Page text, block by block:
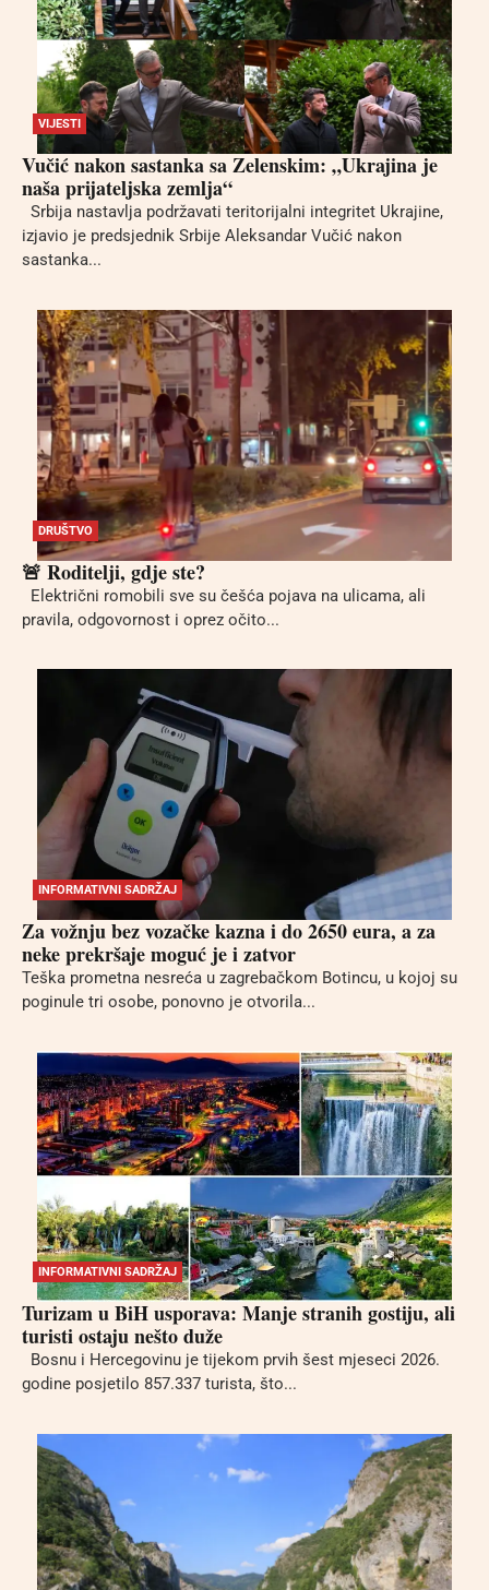
VIJESTI
Vučić nakon sastanka sa Zelenskim: „Ukrajina je
naša prijateljska zemlja“
Srbija nastavlja podržavati teritorijalni integritet Ukrajine,
izjavio je predsjednik Srbije Aleksandar Vučić nakon
sastanka...
DRUŠTVO
🚨 Roditelji, gdje ste?
Električni romobili sve su češća pojava na ulicama, ali
pravila, odgovornost i oprez očito...
INFORMATIVNI SADRŽAJ
Za vožnju bez vozačke kazna i do 2650 eura, a za
neke prekršaje moguć je i zatvor
Teška prometna nesreća u zagrebačkom Botincu, u kojoj su
poginule tri osobe, ponovno je otvorila...
INFORMATIVNI SADRŽAJ
Turizam u BiH usporava: Manje stranih gostiju, ali
turisti ostaju nešto duže
Bosnu i Hercegovinu je tijekom prvih šest mjeseci 2026.
godine posjetilo 857.337 turista, što...